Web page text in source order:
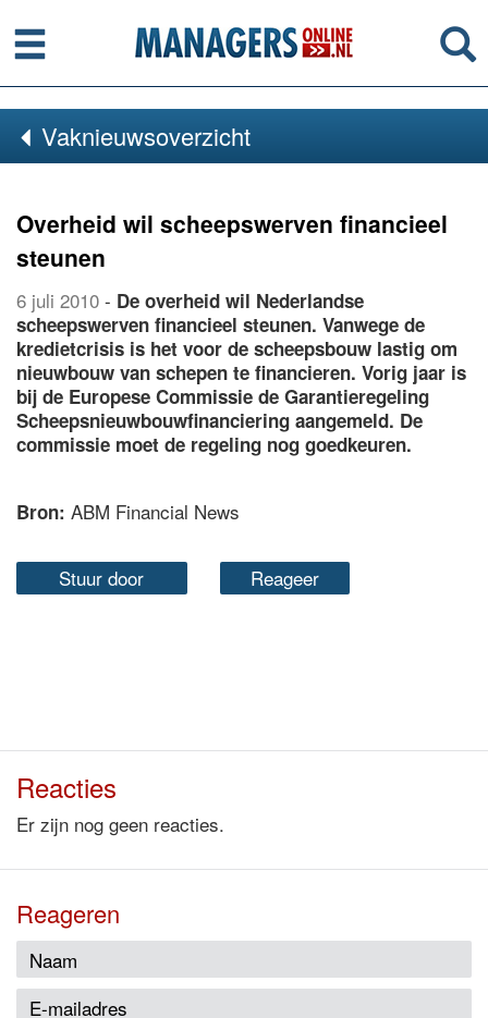
Menu
Vaknieuwsoverzicht
Overheid wil scheepswerven financieel
steunen
6 juli 2010 - De overheid wil Nederlandse
scheepswerven financieel steunen. Vanwege de
kredietcrisis is het voor de scheepsbouw lastig om
nieuwbouw van schepen te financieren. Vorig jaar is
bij de Europese Commissie de Garantieregeling
Scheepsnieuwbouwfinanciering aangemeld. De
commissie moet de regeling nog goedkeuren.
Bron: ABM Financial News
Stuur door Reageer
Reacties
Er zijn nog geen reacties.
Reageren